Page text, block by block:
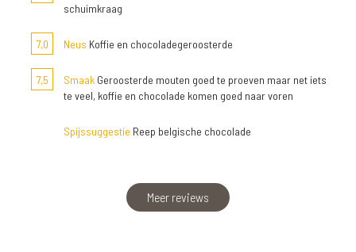
schuimkraag
7,0 Neus Koffie en chocoladegeroosterde
7,5 Smaak Geroosterde mouten goed te proeven maar net iets
te veel, koffie en chocolade komen goed naar voren
Spijssuggestie Reep belgische chocolade
Meer reviews